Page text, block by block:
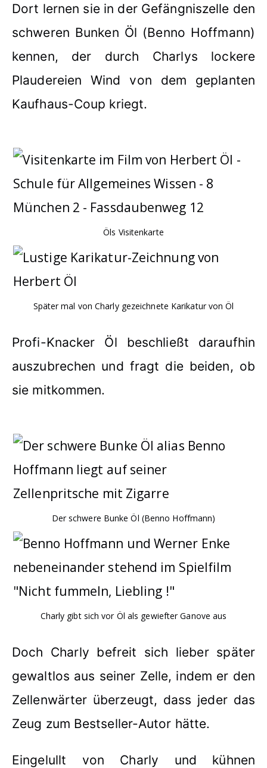
Dort lernen sie in der Gefängniszelle den
schweren Bunken Öl (Benno Hoffmann)
kennen, der durch Charlys lockere
Plaudereien Wind von dem geplanten
Kaufhaus-Coup kriegt.
Öls Visitenkarte
Später mal von Charly gezeichnete Karikatur von Öl
Profi-Knacker Öl beschließt daraufhin
auszubrechen und fragt die beiden, ob
sie mitkommen.
Der schwere Bunke Öl (Benno Hoffmann)
Charly gibt sich vor Öl als gewiefter Ganove aus
Doch Charly befreit sich lieber später
gewaltlos aus seiner Zelle, indem er den
Zellenwärter überzeugt, dass jeder das
Zeug zum Bestseller-Autor hätte.
Eingelullt von Charly und kühnen